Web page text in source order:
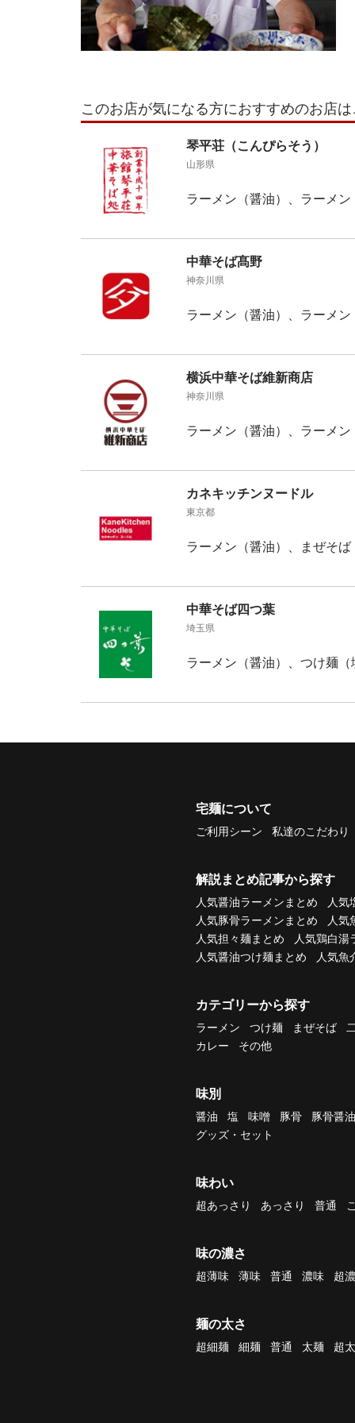
このお店が気になる方におすすめのお店
琴平荘（こんぴらそう）
山形県
ラーメン（醤油）、ラーメン
中華そば髙野
神奈川県
ラーメン（醤油）、ラーメ
横浜中華そば維新商店
神奈川県
ラーメン（醤油）、ラーメン
カネキッチンヌードル
東京都
ラーメン（醤油）、まぜそば
中華そば四つ葉
埼玉県
ラーメン（醤油）、つけ麺（
宅麺について
ご利用シーン 私達のこだわり
解説まとめ記事から探す
人気醤油ラーメンまとめ
人気
人気豚骨ラーメンまとめ
人気
人気担々麺まとめ
人気鶏白湯
人気醤油つけ麺まとめ
人気魚
カテゴリーから探す
ラーメン つけ麺 まぜそば
カレー
その他
味別
醤油 塩 味噌 豚骨
豚骨醤油
グッズ・セット
味わい
超あっさり あっさり 普通
味の濃さ
超薄味 薄味 普通 濃味 超
麺の太さ
超細麺 細麺 普通 太麺 超